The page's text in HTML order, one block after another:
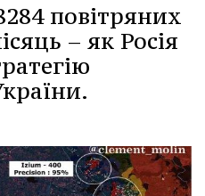
повітряних
– як Росія